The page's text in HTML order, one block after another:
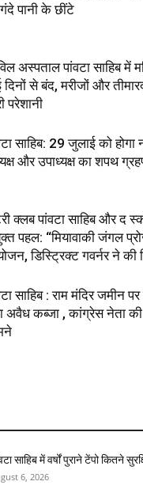
पानी के छींटे
अस्पताल पांवटा साहिब में
से बंद, मरीजों और
परेशानी
साहिब: 29 जुलाई को होगा
और उपाध्यक्ष का शपथ
क्लब पांवटा साहिब और द
पहल: “मियावाकी जंगल
डिस्ट्रिक्ट गवर्नर ने की
साहिब : राम मंदिर जमीन पर
अवैध कब्जा , कांग्रेस नेता
साहिब में वर्षों पुराने टेंपो कितने
6, 2026